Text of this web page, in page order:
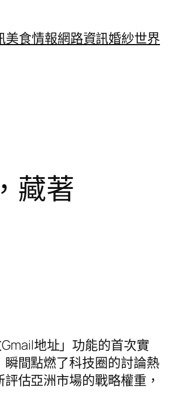
美食情報網路資訊婚紗世界
藏著
地址」功能的首次實
間點燃了科技圈的討論熱
估亞洲市場的戰略權重，